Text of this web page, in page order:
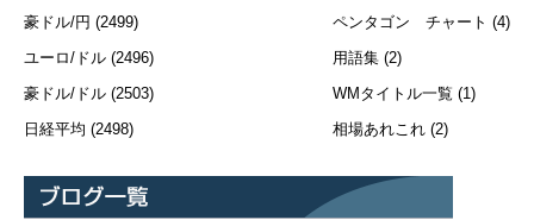
豪ドル/円 (2499)
ユーロ/ドル (2496)
豪ドル/ドル (2503)
日経平均 (2498)
ペンタゴン チャート (4)
用語集 (2)
WMタイトル一覧 (1)
相場あれこれ (2)